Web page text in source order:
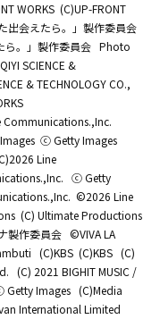
WORKS (C)UP-FRONT
出会えたら。」製作委員会
。」製作委員会 Photo
SCIENCE &
& TECHNOLOGY CO.,
Communications.,Inc.
ⓒ Getty Images
Line
ⓒ Getty
©2026 Line
(C) Ultimate Productions
製作委員会 ©️VIVA LA
(C)KBS (C)KBS (C)
(C) 2021 BIGHIT MUSIC /
Getty Images (C)Media
International Limited